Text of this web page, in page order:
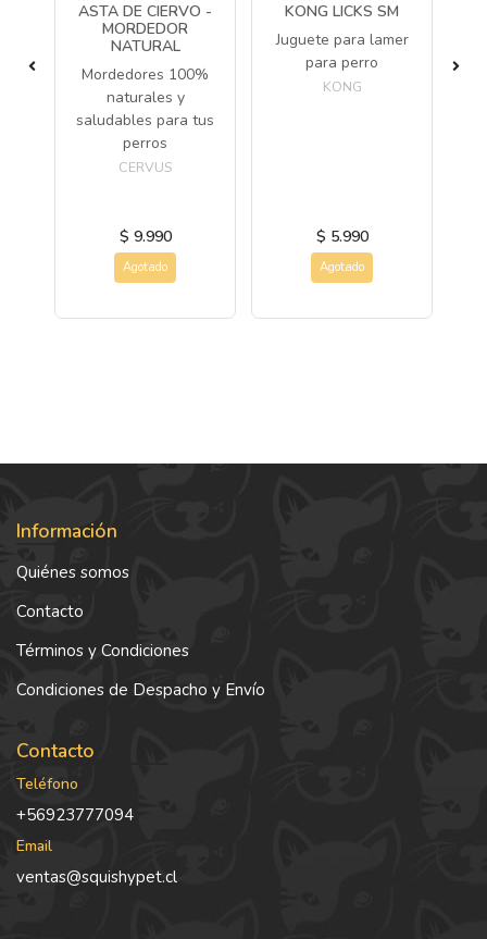
ASTA DE CIERVO -
MORDEDOR
NATURAL
Mordedores 100%
naturales y
saludables para tus
perros
CERVUS
$ 9.990
Agotado
KONG LICKS SM
Juguete para lamer
para perro
KONG
$ 5.990
Agotado
Información
Quiénes somos
Contacto
Términos y Condiciones
Condiciones de Despacho y Envío
Contacto
Teléfono
+56923777094
Email
ventas@squishypet.cl